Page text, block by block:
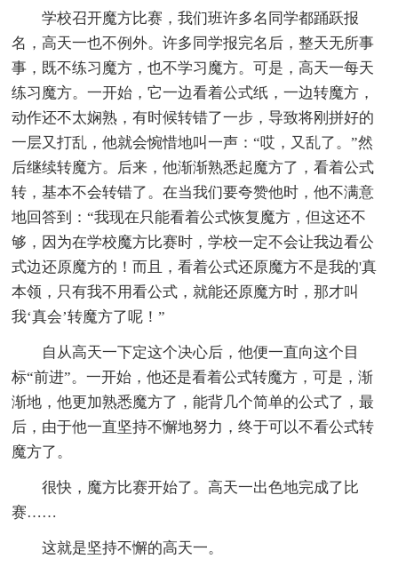
学校召开魔方比赛，我们班许多名同学都踊跃报
名，高天一也不例外。许多同学报完名后，整天无所事
事，既不练习魔方，也不学习魔方。可是，高天一每天
练习魔方。一开始，它一边看着公式纸，一边转魔方，
动作还不太娴熟，有时候转错了一步，导致将刚拼好的
一层又打乱，他就会惋惜地叫一声：“哎，又乱了。”然
后继续转魔方。后来，他渐渐熟悉起魔方了，看着公式
转，基本不会转错了。在当我们要夸赞他时，他不满意
地回答到：“我现在只能看着公式恢复魔方，但这还不
够，因为在学校魔方比赛时，学校一定不会让我边看公
式边还原魔方的！而且，看着公式还原魔方不是我的'真
本领，只有我不用看公式，就能还原魔方时，那才叫
我‘真会’转魔方了呢！”
自从高天一下定这个决心后，他便一直向这个目
标“前进”。一开始，他还是看着公式转魔方，可是，渐
渐地，他更加熟悉魔方了，能背几个简单的公式了，最
后，由于他一直坚持不懈地努力，终于可以不看公式转
魔方了。
很快，魔方比赛开始了。高天一出色地完成了比
赛……
这就是坚持不懈的高天一。